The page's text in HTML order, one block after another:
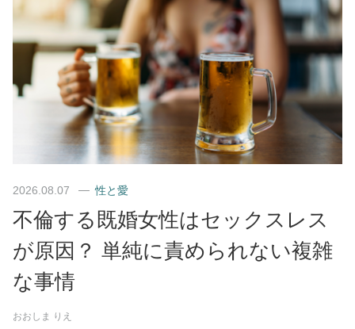
2026.08.07 性と愛
不倫する既婚女性はセックスレス
が原因？ 単純に責められない複雑
な事情
おおしま りえ